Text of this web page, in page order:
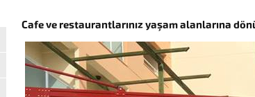
Cafe ve restaurantlarınız yaşam alanlarına